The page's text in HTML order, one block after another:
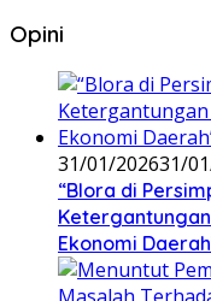
Opini
31/01/202631/
‎“Blora di
Ekonomi